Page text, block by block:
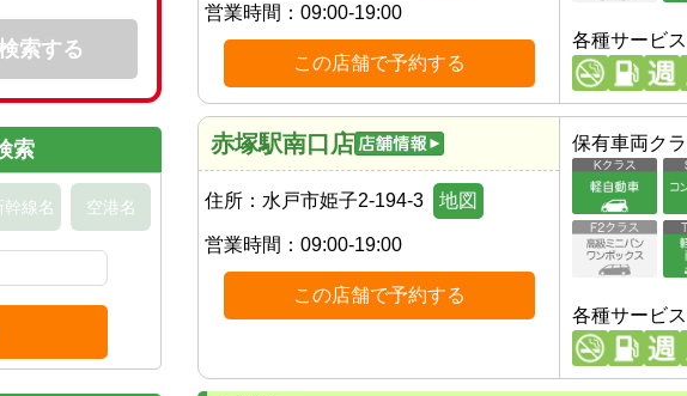
営業時間： 09:00-19:00
この店舗で予約する
各種サービス
赤塚駅南口店
住所： 水戸市姫子2-194-3 地図
営業時間： 09:00-19:00
この店舗で予約する
保有車両ク
各種サービス
索する
索
幹線名 空港名